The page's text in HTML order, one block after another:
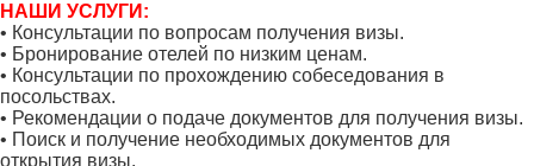
НАШИ УСЛУГИ:
• Консультации по вопросам получения визы.
• Бронирование отелей по низким ценам.
• Консультации по прохождению собеседования в
посольствах.
• Рекомендации о подаче документов для получения визы.
• Поиск и получение необходимых документов для
открытия визы.